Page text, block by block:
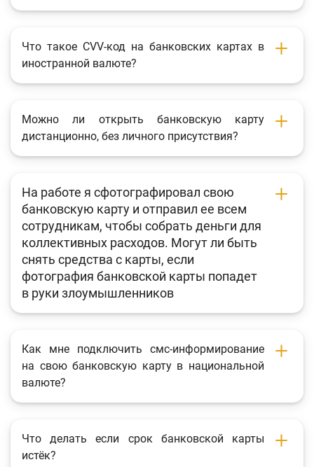
Анкетирование
Опросы
Фотогалерея
О проекте
Карта сайта
Что такое CVV-код на банковских картах в
иностранной валюте?
Можно ли открыть банковскую карту
дистанционно, без личного присутствия?
На работе я сфотографировал свою
банковскую карту и отправил ее всем
сотрудникам, чтобы собрать деньги для
коллективных расходов. Могут ли быть
снять средства с карты, если
фотография банковской карты попадет
в руки злоумышленников
Как мне подключить смс-информирование
на свою банковскую карту в национальной
валюте?
Что делать если срок банковской карты
истёк?